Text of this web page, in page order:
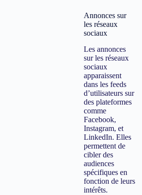
Annonces sur
les réseaux
sociaux
Les annonces
sur les réseaux
sociaux
apparaissent
dans les feeds
d’utilisateurs sur
des plateformes
comme
Facebook,
Instagram, et
LinkedIn. Elles
permettent de
cibler des
audiences
spécifiques en
fonction de leurs
intérêts.